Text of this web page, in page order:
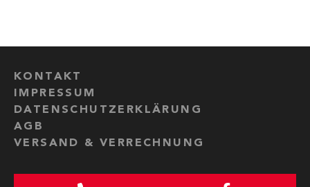
KONTAKT
IMPRESSUM
DATENSCHUTZERKLÄRUNG
AGB
VERSAND & VERRECHNUNG